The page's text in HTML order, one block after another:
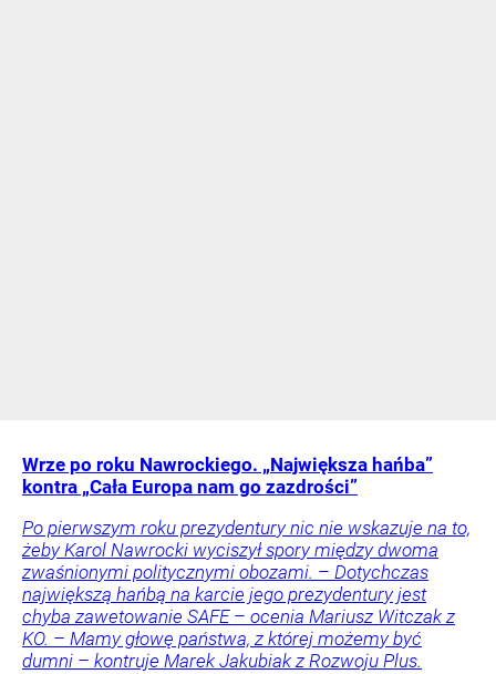
Wrze po roku Nawrockiego. „Największa hańba”
kontra „Cała Europa nam go zazdrości”
Po pierwszym roku prezydentury nic nie wskazuje na to,
żeby Karol Nawrocki wyciszył spory między dwoma
zwaśnionymi politycznymi obozami. – Dotychczas
największą hańbą na karcie jego prezydentury jest
chyba zawetowanie SAFE – ocenia Mariusz Witczak z
KO. – Mamy głowę państwa, z której możemy być
dumni – kontruje Marek Jakubiak z Rozwoju Plus.